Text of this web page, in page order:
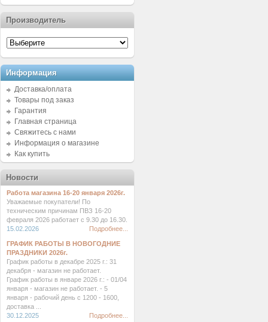
Производитель
Информация
Доставка/оплата
Товары под заказ
Гарантия
Главная страница
Свяжитесь с нами
Информация о магазине
Как купить
Новости
Работа магазина 16-20 января 2026г.
Уважаемые покупатели! По
техническим причинам ПВЗ 16-20
февраля 2026 работает с 9.30 до 16.30.
15.02.2026
Подробнее...
ГРАФИК РАБОТЫ В НОВОГОДНИЕ
ПРАЗДНИКИ 2026г.
График работы в декабре 2025 г.: 31
декабря - магазин не работает.
График работы в январе 2026 г.: - 01/04
января - магазин не работает. - 5
января - рабочий день с 1200 - 1600,
доставка ...
30.12.2025
Подробнее...